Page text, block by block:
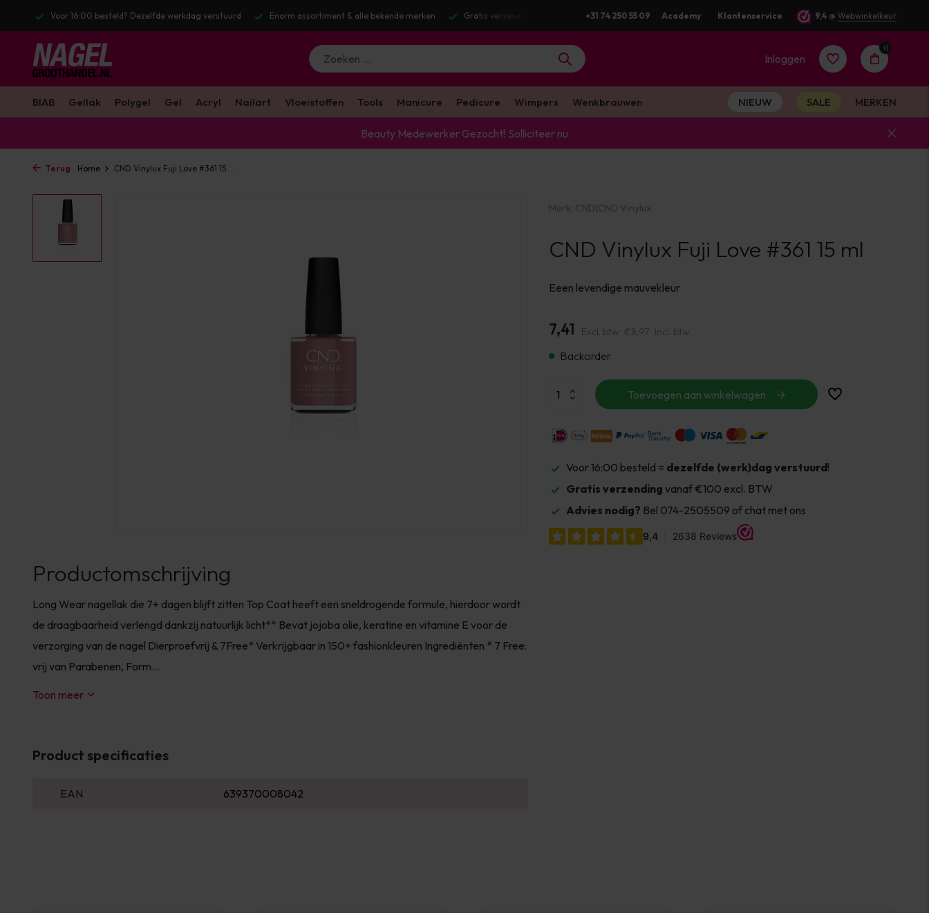
Enorm assortiment & alle bekende merken Gratis verzending v.a. €100 excl. BTW Voor 16:00 besteld? Dezelfde werkdag verstuurd+31 74 250 55 09 Academy Klantenservice 9,4 @ Webwinkelkeur
Inloggen
Account
aanmaken
0
BIAB Gellak Polygel Gel Acryl Nailart Vloeistoffen Tools Manicure Pedicure Wimpers Wenkbrauwen NIEUW SALE MERKEN
Beauty Medewerker Gezocht! Solliciteer nu
Terug Home CND Vinylux Fuji Love #361 15 ...
Productomschrijving
Long Wear nagellak die 7+ dagen blijft zitten Top Coat heeft een sneldrogende formule, hierdoor wordt
de draagbaarheid verlengd dankzij natuurlijk licht** Bevat jojoba olie, keratine en vitamine E voor de
verzorging van de nagel Dierproefvrij & 7Free* Verkrijgbaar in 150+ fashionkleuren Ingrediënten * 7 Free:
vrij van Parabenen, Form...
Toon meer
Product specificaties
EAN 639370008042
Merk: CND|CND Vinylux
CND Vinylux Fuji Love #361 15 ml
Eeen levendige mauvekleur
7,41 Excl. btw €8,97 Incl. btw
Backorder
Toevoegen aan winkelwagen
Voor 16:00 besteld = dezelfde (werk)dag verstuurd!
Gratis verzending vanaf €100 excl. BTW
Advies nodig? Bel 074-2505509 of chat met ons